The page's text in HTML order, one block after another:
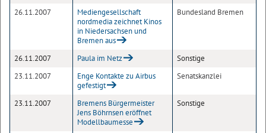
26.11.2007
Mediengesellschaft
nordmedia zeichnet Kinos
in Niedersachsen und
Bremen aus
Bundesland Bremen
26.11.2007 Paula im Netz
Sonstige
23.11.2007
Enge Kontakte zu Airbus
gefestigt
Senatskanzlei
23.11.2007
Bremens Bürgermeister
Jens Böhrnsen eröffnet
Modellbaumesse
Sonstige